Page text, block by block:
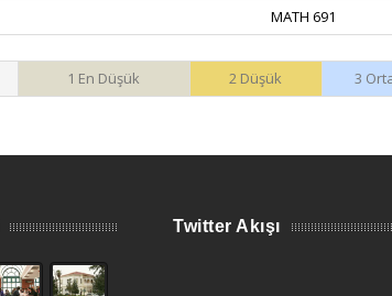
MATH 691
1 En Düşük 2 Düşük 3
Twitter Akışı